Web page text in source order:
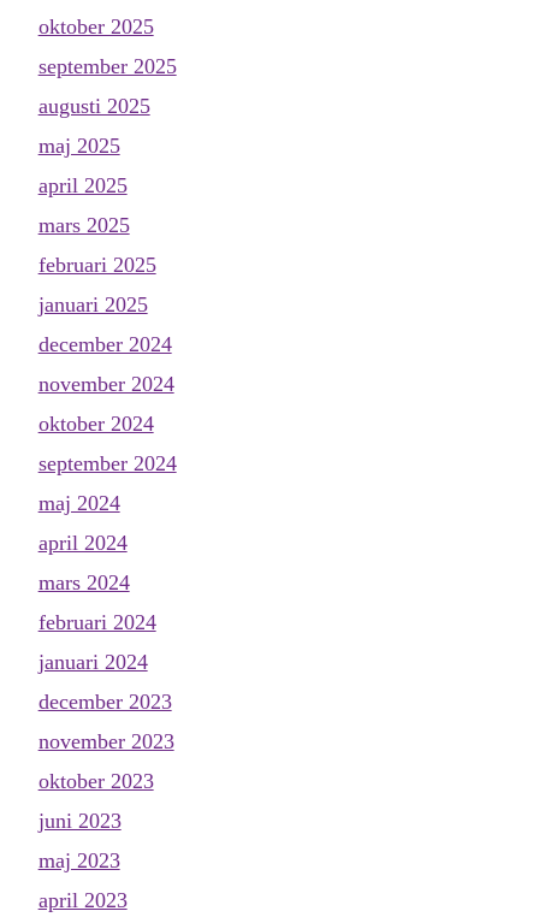
oktober 2025
september 2025
augusti 2025
maj 2025
april 2025
mars 2025
februari 2025
januari 2025
december 2024
november 2024
oktober 2024
september 2024
maj 2024
april 2024
mars 2024
februari 2024
januari 2024
december 2023
november 2023
oktober 2023
juni 2023
maj 2023
april 2023